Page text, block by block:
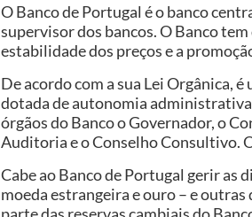
O Banco de Portugal é o banco
supervisor dos bancos. O Banco
estabilidade dos preços e a
De acordo com a sua Lei Orgânica,
dotada de autonomia
órgãos do Banco o Governador, o
Auditoria e o Conselho Consultivo.
Cabe ao Banco de Portugal gerir as
moeda estrangeira e ouro – e